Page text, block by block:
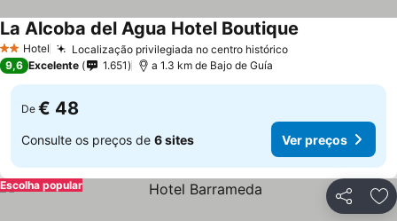
2 Estrelas
Hotel Localização privilegiada no centro histórico
La Alcoba del Agua Hotel Boutique
9,6 Excelente 1.651 a 1.3 km de Bajo de Guía
De € 48
Consulte os preços de 6 sites Ver preços
Partilhar
Escolha popular